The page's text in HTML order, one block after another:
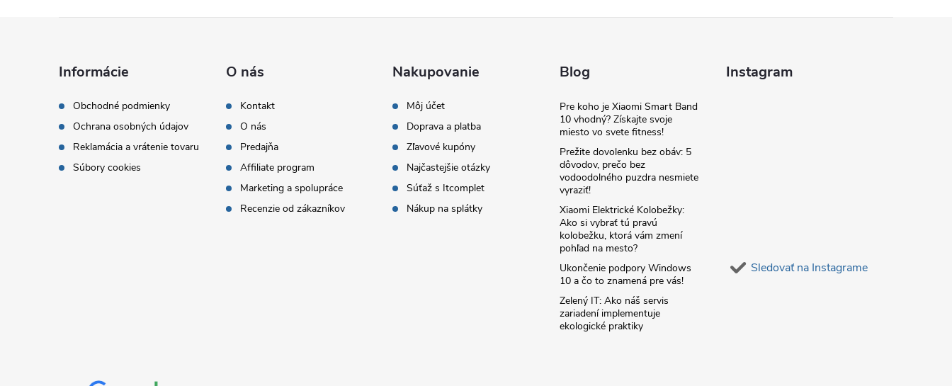
Informácie
Obchodné podmienky
Ochrana osobných údajov
Reklamácia a vrátenie tovaru
Súbory cookies
O nás
Kontakt
O nás
Predajňa
Affiliate program
Marketing a spolupráce
Recenzie od zákazníkov
Nakupovanie
Môj účet
Doprava a platba
Zľavové kupóny
Najčastejšie otázky
Súťaž s Itcomplet
Nákup na splátky
Blog
Pre koho je Xiaomi Smart Band
10 vhodný? Získajte svoje
miesto vo svete fitness!
Prežite dovolenku bez obáv: 5
dôvodov, prečo bez
vodoodolného puzdra nesmiete
vyraziť!
Xiaomi Elektrické Kolobežky:
Ako si vybrať tú pravú
kolobežku, ktorá vám zmení
pohľad na mesto?
Ukončenie podpory Windows
10 a čo to znamená pre vás!
Zelený IT: Ako náš servis
zariadení implementuje
ekologické praktiky
Instagram
Sledovať na Instagrame